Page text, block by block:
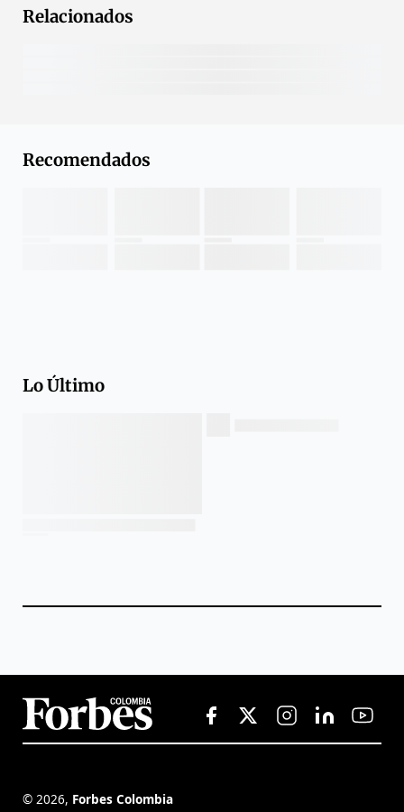
Relacionados
Recomendados
Lo Último
© 2026, Forbes Colombia